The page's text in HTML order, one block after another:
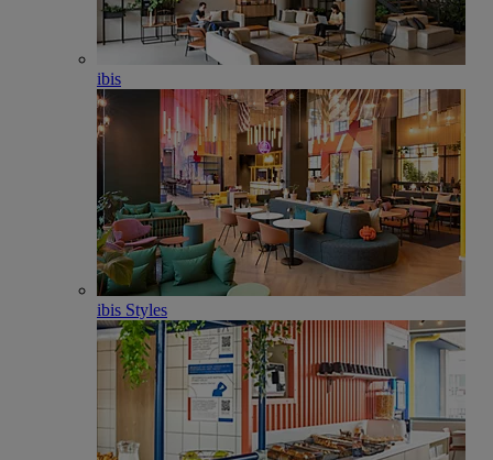
ibis
ibis Styles